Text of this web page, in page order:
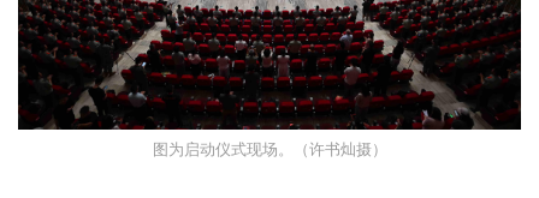
图为启动仪式现场。（许书灿摄）